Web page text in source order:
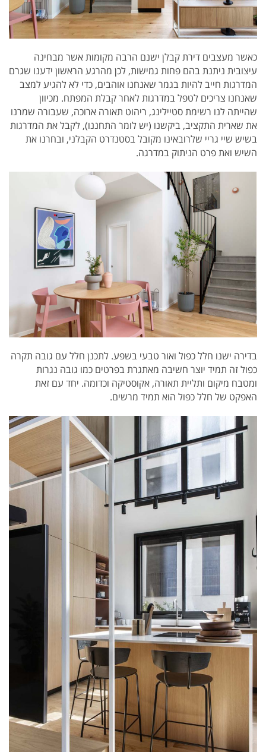
כאשר מעצבים דירת קבלן ישנם הרבה מקומות אשר מבחינה
עיצובית ניתנת בהם פחות גמישות, לכן מהרגע הראשון ידענו שגרם
המדרגות חייב להיות בגמר שאנחנו אוהבים, כדי לא להגיע למצב
שאנחנו צריכים לטפל במדרגות לאחר קבלת המפתח. מכיוון
שהייתה לנו רשימת סטיילינג, ריהוט תאורה ארוכה, שעבורה שמרנו
את שארית התקציב, ביקשנו (יש לומר התחננו), לקבל את המדרגות
בשיש שיי גריי שלרובאינו מקובל בסטנדרט הקבלני, ובחרנו את
השיש ואת פרט הניתוק במדרגה.
בדירה ישנו חלל כפול ואור טבעי בשפע. לתכנן חלל עם גובה תקרה
כפול זה תמיד יוצר חשיבה מאתגרת בפרטים כמו גובה נגרות
ומטבח מיקום ותליית תאורה, אקוסטיקה וכדומה. יחד עם זאת
האפקט של חלל כפול הוא תמיד מרשים.